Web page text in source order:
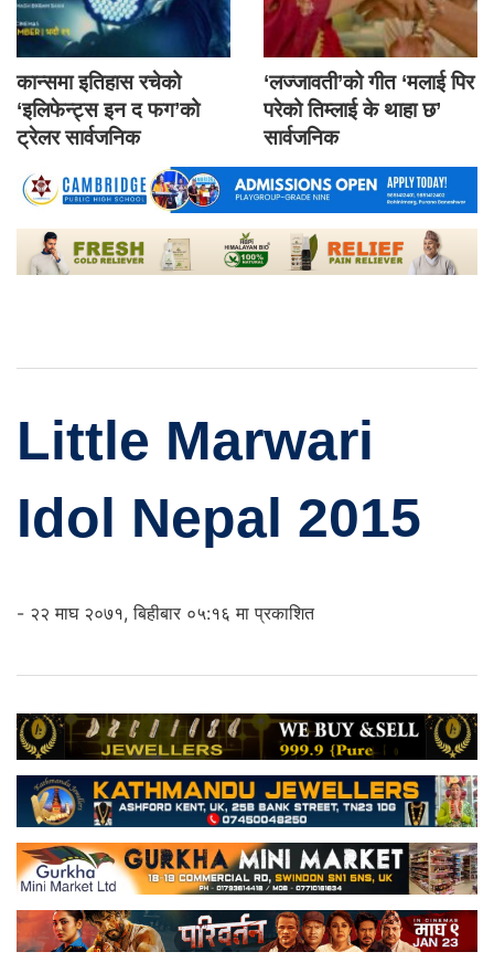
कान्समा इतिहास रचेको
‘इलिफेन्ट्स इन द फग’को
ट्रेलर सार्वजनिक
‘लज्जावती’को गीत ‘मलाई पिर
परेको तिम्लाई के थाहा छ’
सार्वजनिक
Little Marwari
Idol Nepal 2015
- २२ माघ २०७१, बिहीबार ०५:१६ मा प्रकाशित